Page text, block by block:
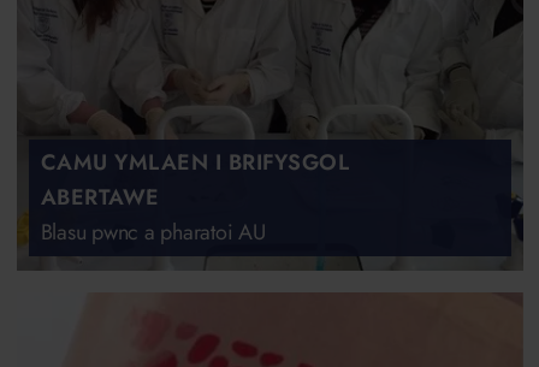
CAMU YMLAEN I BRIFYSGOL
ABERTAWE
Blasu pwnc a pharatoi AU